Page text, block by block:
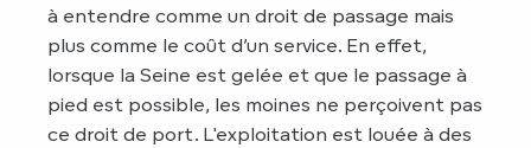
à entendre comme un droit de passage mais
plus comme le coût d’un service. En effet,
lorsque la Seine est gelée et que le passage à
pied est possible, les moines ne perçoivent pas
ce droit de port. L'exploitation est louée à des